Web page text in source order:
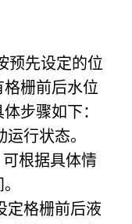
预先设定的位
栅前后水位
步骤如下：
行状态。
根据具体情
定格栅前后液